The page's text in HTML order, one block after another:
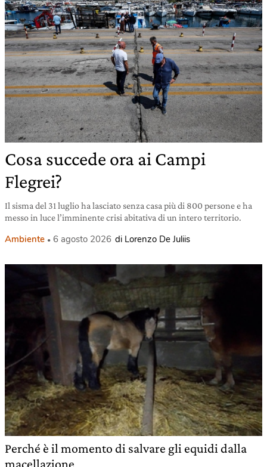
Cosa succede ora ai Campi
Flegrei?
Il sisma del 31 luglio ha lasciato senza casa più di 800 persone e ha
messo in luce l’imminente crisi abitativa di un intero territorio.
Ambiente 6 agosto 2026 di Lorenzo De Juliis
Perché è il momento di salvare gli equidi dalla
macellazione